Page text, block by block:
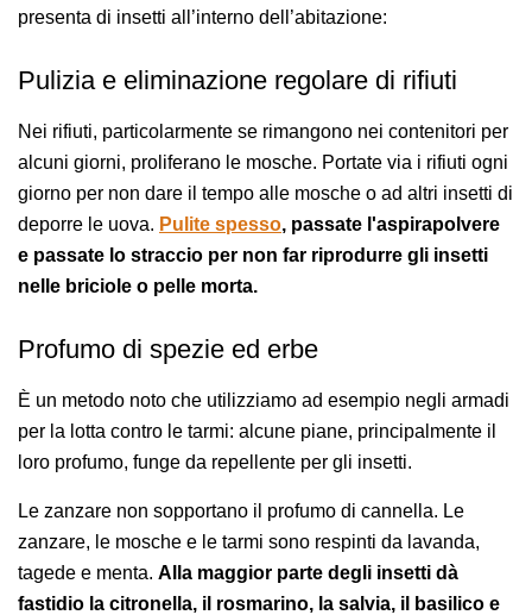
presenta di insetti all’interno dell’abitazione:
Pulizia e eliminazione regolare di rifiuti
Nei rifiuti, particolarmente se rimangono nei contenitori per
alcuni giorni, proliferano le mosche. Portate via i rifiuti ogni
giorno per non dare il tempo alle mosche o ad altri insetti di
deporre le uova. Pulite spesso, passate l'aspirapolvere
e passate lo straccio per non far riprodurre gli insetti
nelle briciole o pelle morta.
Profumo di spezie ed erbe
È un metodo noto che utilizziamo ad esempio negli armadi
per la lotta contro le tarmi: alcune piane, principalmente il
loro profumo, funge da repellente per gli insetti.
Le zanzare non sopportano il profumo di cannella. Le
zanzare, le mosche e le tarmi sono respinti da lavanda,
tagede e menta. Alla maggior parte degli insetti dà
fastidio la citronella, il rosmarino, la salvia, il basilico e